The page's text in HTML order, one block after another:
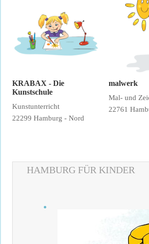
KRABAX - Die
Kunstschule
Kunstunterricht
22299 Hamburg - Nord
malwerk
Mal- und
22761
HAMBURG FÜR KINDER